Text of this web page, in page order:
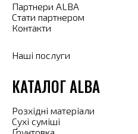
Партнери ALBA
Стати партнером
Контакти
Наші послуги
КАТАЛОГ ALBA
Розхідні матеріали
Сухі суміші